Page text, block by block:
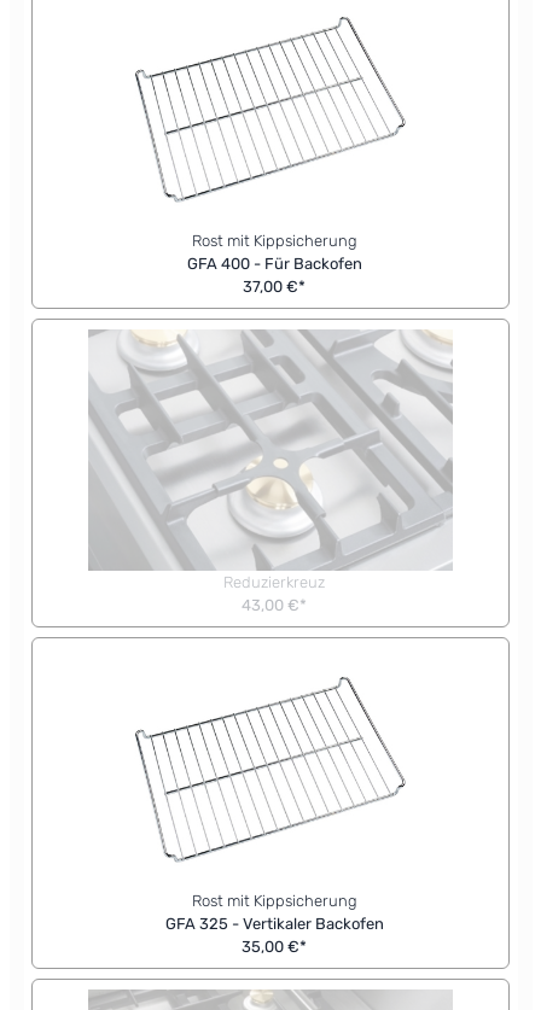
Rost mit Kippsicherung
GFA 400 - Für Backofen
37,00 €*
Reduzierkreuz
43,00 €*
Rost mit Kippsicherung
GFA 325 - Vertikaler Backofen
35,00 €*